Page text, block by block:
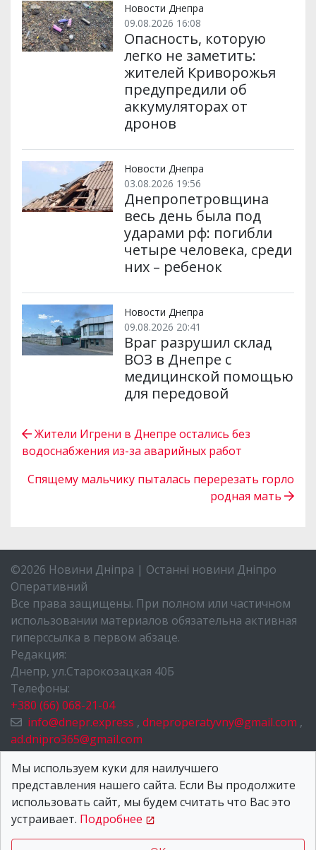
Новости Днепра
09.08.2026 16:08
Опасность, которую
легко не заметить:
жителей Криворожья
предупредили об
аккумуляторах от
дронов
Новости Днепра
03.08.2026 19:56
Днепропетровщина
весь день была под
ударами рф: погибли
четыре человека, среди
них – ребенок
Новости Днепра
09.08.2026 20:41
Враг разрушил склад
ВОЗ в Днепре с
медицинской помощью
для передовой
Жители Игрени в Днепре остались без
водоснабжения из-за аварийных работ
Спящему мальчику пыталась перерезать горло
родная мать
©2026 Новини Дніпра | Останні новини Дніпро
Оперативний
Все права защищены. При полном или частичном
использовании материалов обязательна активная
гиперссылка в первом абзаце.
Редакция:
Днепр, ул.Старокозацкая 40Б
Телефоны:
+380 (66) 068-21-04
info@dnepr.express , dneproperatyvny@gmail.com ,
ad.dnipro365@gmail.com
НОВОСТИ ДНЕПРА
О НАС
КОНТАКТЫ
Мы используем куки для наилучшего
представления нашего сайта. Если Вы продолжите
использовать сайт, мы будем считать что Вас это
устраивает. Подробнее